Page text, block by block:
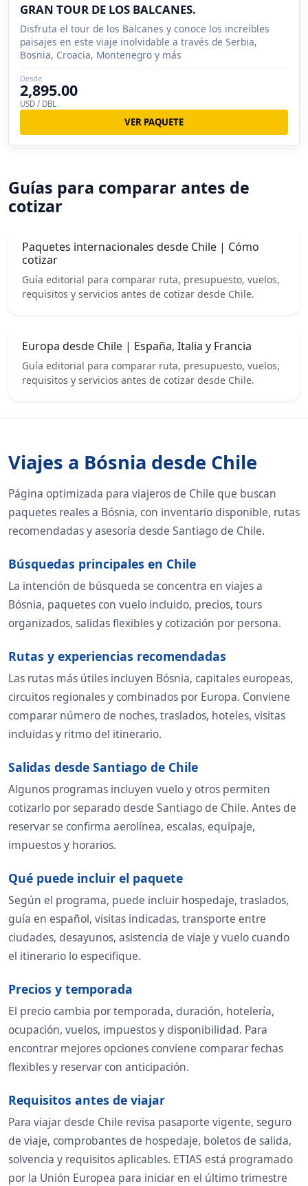
GRAN TOUR DE LOS BALCANES.
Disfruta el tour de los Balcanes y conoce los increíbles
paisajes en este viaje inolvidable a través de Serbia,
Bosnia, Croacia, Montenegro y más
Desde
2,895.00
USD / DBL
VER PAQUETE
Guías para comparar antes de
cotizar
Paquetes internacionales desde Chile | Cómo
cotizar
Guía editorial para comparar ruta, presupuesto, vuelos,
requisitos y servicios antes de cotizar desde Chile.
Europa desde Chile | España, Italia y Francia
Guía editorial para comparar ruta, presupuesto, vuelos,
requisitos y servicios antes de cotizar desde Chile.
Viajes a Bósnia desde Chile
Página optimizada para viajeros de Chile que buscan
paquetes reales a Bósnia, con inventario disponible, rutas
recomendadas y asesoría desde Santiago de Chile.
Búsquedas principales en Chile
La intención de búsqueda se concentra en viajes a
Bósnia, paquetes con vuelo incluido, precios, tours
organizados, salidas flexibles y cotización por persona.
Rutas y experiencias recomendadas
Las rutas más útiles incluyen Bósnia, capitales europeas,
circuitos regionales y combinados por Europa. Conviene
comparar número de noches, traslados, hoteles, visitas
incluidas y ritmo del itinerario.
Salidas desde Santiago de Chile
Algunos programas incluyen vuelo y otros permiten
cotizarlo por separado desde Santiago de Chile. Antes de
reservar se confirma aerolínea, escalas, equipaje,
impuestos y horarios.
Qué puede incluir el paquete
Según el programa, puede incluir hospedaje, traslados,
guía en español, visitas indicadas, transporte entre
ciudades, desayunos, asistencia de viaje y vuelo cuando
el itinerario lo especifique.
Precios y temporada
El precio cambia por temporada, duración, hotelería,
ocupación, vuelos, impuestos y disponibilidad. Para
encontrar mejores opciones conviene comparar fechas
flexibles y reservar con anticipación.
Requisitos antes de viajar
Para viajar desde Chile revisa pasaporte vigente, seguro
de viaje, comprobantes de hospedaje, boletos de salida,
solvencia y requisitos aplicables. ETIAS está programado
por la Unión Europea para iniciar en el último trimestre